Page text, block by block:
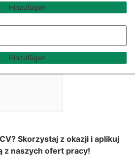
Hinzufügen
Hinzufügen
Skorzystaj z okazji i aplikuj
z naszych ofert pracy!